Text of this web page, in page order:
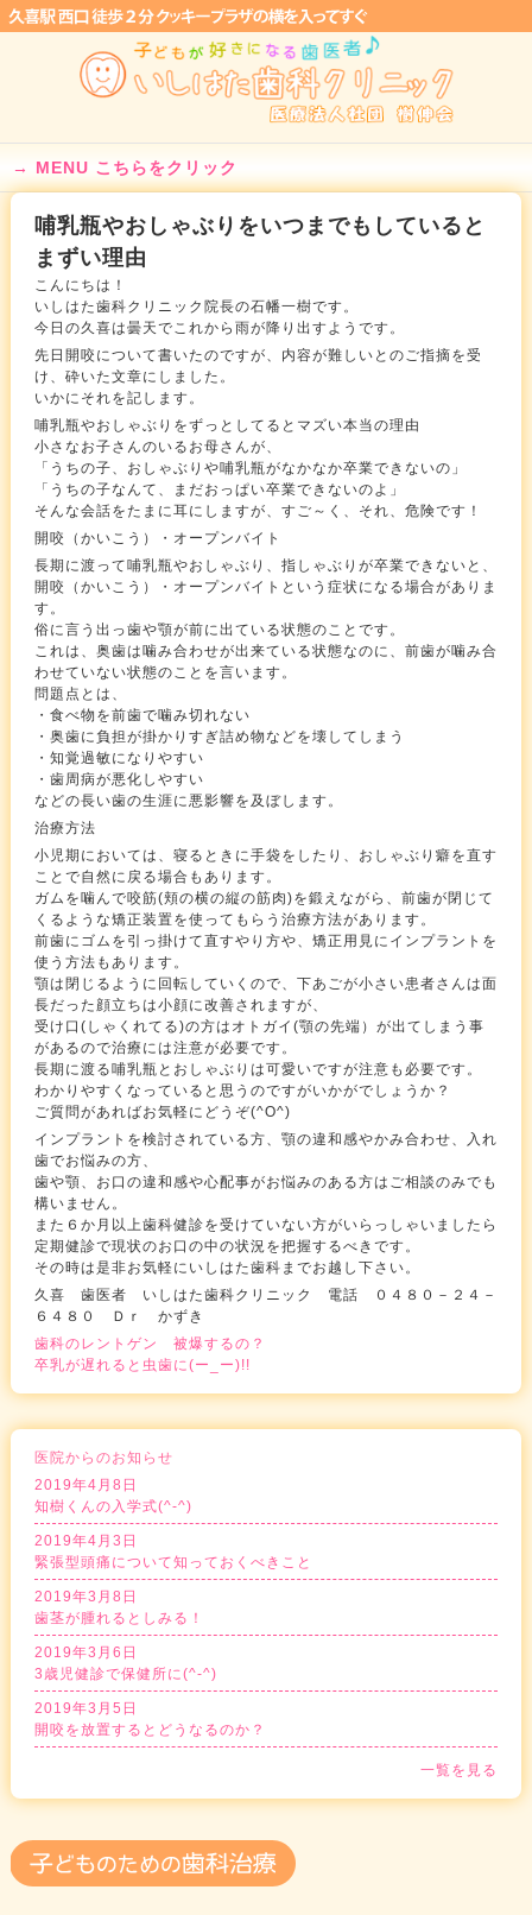
MENU こちらをクリック
哺乳瓶やおしゃぶりをいつまでもしていると
まずい理由
こんにちは！
いしはた歯科クリニック院長の石幡一樹です。
今日の久喜は曇天でこれから雨が降り出すようです。
先日開咬について書いたのですが、内容が難しいとのご指摘を受
け、砕いた文章にしました。
いかにそれを記します。
哺乳瓶やおしゃぶりをずっとしてるとマズい本当の理由
小さなお子さんのいるお母さんが、
「うちの子、おしゃぶりや哺乳瓶がなかなか卒業できないの」
「うちの子なんて、まだおっぱい卒業できないのよ」
そんな会話をたまに耳にしますが、すご～く、それ、危険です！
開咬（かいこう）・オープンバイト
長期に渡って哺乳瓶やおしゃぶり、指しゃぶりが卒業できないと、
開咬（かいこう）・オープンバイトという症状になる場合がありま
す。
俗に言う出っ歯や顎が前に出ている状態のことです。
これは、奥歯は噛み合わせが出来ている状態なのに、前歯が噛み合
わせていない状態のことを言います。
問題点とは、
・食べ物を前歯で噛み切れない
・奥歯に負担が掛かりすぎ詰め物などを壊してしまう
・知覚過敏になりやすい
・歯周病が悪化しやすい
などの長い歯の生涯に悪影響を及ぼします。
治療方法
小児期においては、寝るときに手袋をしたり、おしゃぶり癖を直す
ことで自然に戻る場合もあります。
ガムを噛んで咬筋(頬の横の縦の筋肉)を鍛えながら、前歯が閉じて
くるような矯正装置を使ってもらう治療方法があります。
前歯にゴムを引っ掛けて直すやり方や、矯正用見にインプラントを
使う方法もあります。
顎は閉じるように回転していくので、下あごが小さい患者さんは面
長だった顔立ちは小顔に改善されますが、
受け口(しゃくれてる)の方はオトガイ(顎の先端）が出てしまう事
があるので治療には注意が必要です。
長期に渡る哺乳瓶とおしゃぶりは可愛いですが注意も必要です。
わかりやすくなっていると思うのですがいかがでしょうか？
ご質問があればお気軽にどうぞ(^O^)
インプラントを検討されている方、顎の違和感やかみ合わせ、入れ
歯でお悩みの方、
歯や顎、お口の違和感や心配事がお悩みのある方はご相談のみでも
構いません。
また６か月以上歯科健診を受けていない方がいらっしゃいましたら
定期健診で現状のお口の中の状況を把握するべきです。
その時は是非お気軽にいしはた歯科までお越し下さい。
久喜 歯医者 いしはた歯科クリニック 電話 ０４８０－２４－
６４８０ Ｄｒ かずき
歯科のレントゲン 被爆するの？
卒乳が遅れると虫歯に(ー_ー)!!
医院からのお知らせ
2019年4月8日
知樹くんの入学式(^-^)
2019年4月3日
緊張型頭痛について知っておくべきこと
2019年3月8日
歯茎が腫れるとしみる！
2019年3月6日
3歳児健診で保健所に(^-^)
2019年3月5日
開咬を放置するとどうなるのか？
一覧を見る